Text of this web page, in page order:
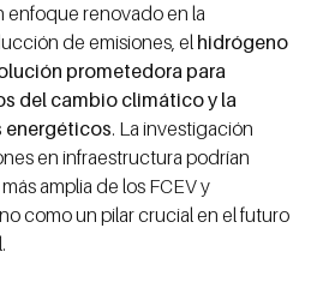
enfoque renovado en la
de emisiones, el hidrógeno
prometedora para
del cambio climático y la
energéticos. La investigación
en infraestructura podrían
amplia de los FCEV y
como un pilar crucial en el futuro